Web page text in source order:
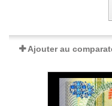
Ajouter au